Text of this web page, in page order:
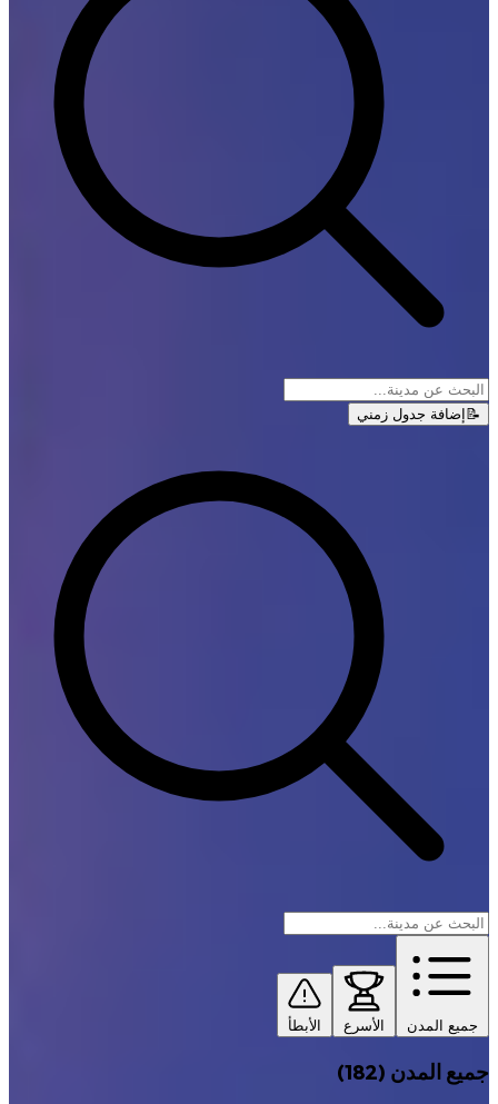
📝 إضافة جدول زمني
جميع المدن الأسرع الأبطأ
جميع المدن (182)